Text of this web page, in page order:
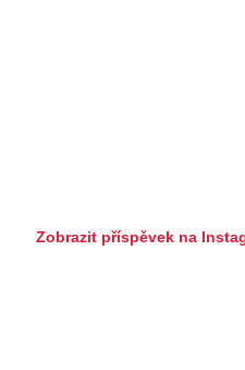
Zobrazit příspěvek na